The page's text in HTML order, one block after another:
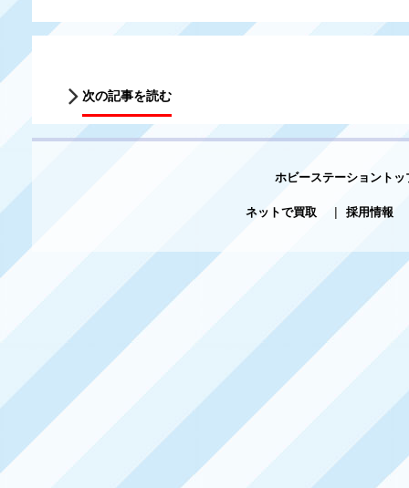
次の記事を読む
ホビーステーショントッ
ネットで買取
| 採用情報